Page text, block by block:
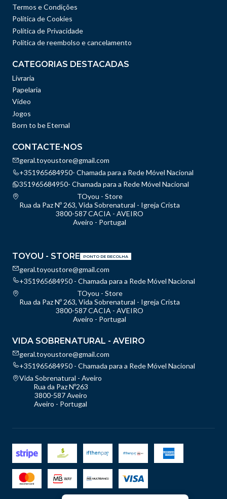
Termos e Condições
Política de Cookies
Política de Privacidade
Politica de reembolso e cancelamento
CATEGORIAS DESTACADAS
Livraria
Papelaria
Vídeo
Jogos
Born to be Eternal
CONTACTE-NOS
geral.toyoustore@gmail.com
+351965684950- Chamada para a Rede Móvel Nacional
351965684950- Chamada para a Rede Móvel Nacional
TOyou - Store
Rua da Paz Nº 263, Vida Sobrenatural - Igreja Crista
3800-587 CACIA - AVEIRO
Aveiro - Portugal
TOYOU - STORE PONTO DE RECOLHA
geral.toyoustore@gmail.com
+351965684950 - Chamada para a Rede Móvel Nacional
TOyou - Store
Rua da Paz Nº 263, Vida Sobrenatural - Igreja Crista
3800-587 CACIA - AVEIRO
Aveiro - Portugal
VIDA SOBRENATURAL - AVEIRO
geral.toyoustore@gmail.com
+351965684950 - Chamada para a Rede Móvel Nacional
Vida Sobrenatural - Aveiro
Rua da Paz Nº263
3800-587 Aveiro
Aveiro - Portugal